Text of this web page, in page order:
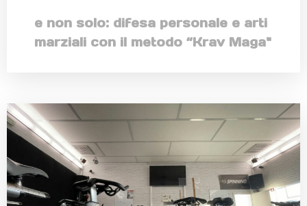
e non solo: difesa personale e arti
marziali con il metodo “Krav Maga"